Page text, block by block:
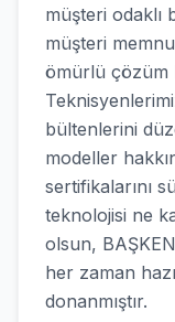
müşteri odaklı
müşteri
ömürlü çözüm
bültenlerini
modeller
sertifikalarını
teknolojisi ne
olsun,
her zaman
donanmıştır.